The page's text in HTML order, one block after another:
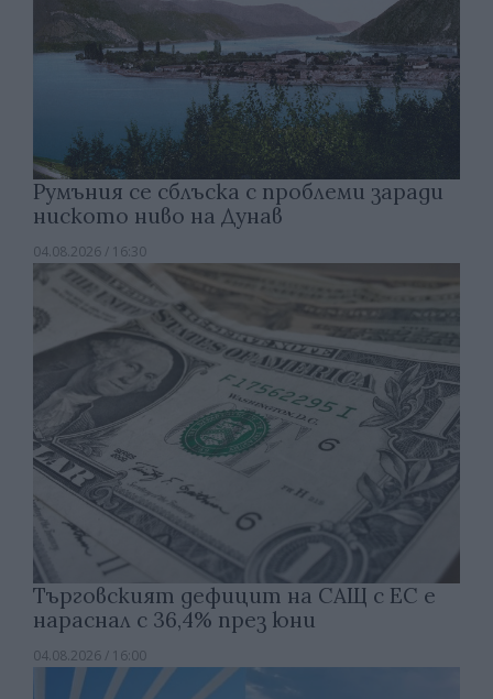
Румъния се сблъска с проблеми заради
ниското ниво на Дунав
04.08.2026 / 16:30
Търговският дефицит на САЩ с ЕС е
нараснал с 36,4% през юни
04.08.2026 / 16:00